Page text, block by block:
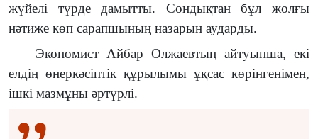
жүйелі түрде дамытты. Сондықтан бұл жолғы
нәтиже көп сарапшының назарын аударды.
Экономист Айбар Олжаевтың айтуынша, екі
елдің өнеркәсіптік құрылымы ұқсас көрінгенімен,
ішкі мазмұны әртүрлі.